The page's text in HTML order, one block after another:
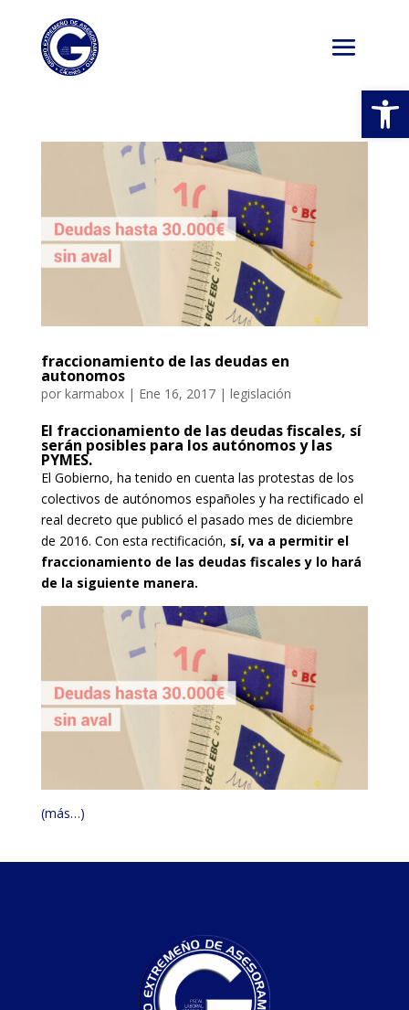
fraccionamiento de las deudas en
autonomos
por karmabox| Ene 16, 2017| legislación
El fraccionamiento de las deudas fiscales, sí
serán posibles para los autónomos y las
PYMES.
El Gobierno, ha tenido en cuenta las protestas de los
colectivos de autónomos españoles y ha rectificado el
real decreto que publicó el pasado mes de diciembre
de 2016. Con esta rectificación, sí, va a permitir el
fraccionamiento de las deudas fiscales y lo hará
de la siguiente manera.
(más…)